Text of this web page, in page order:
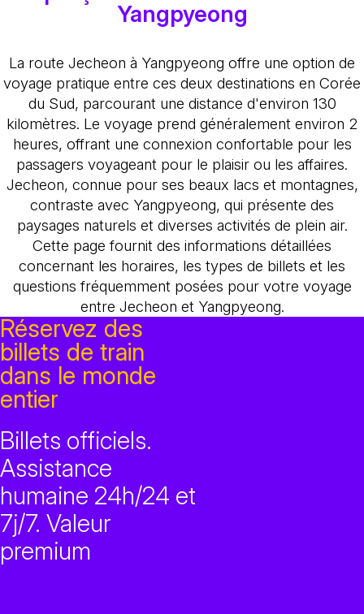
Yangpyeong
La route Jecheon à Yangpyeong offre une option de
voyage pratique entre ces deux destinations en Corée
du Sud, parcourant une distance d'environ 130
kilomètres. Le voyage prend généralement environ 2
heures, offrant une connexion confortable pour les
passagers voyageant pour le plaisir ou les affaires.
Jecheon, connue pour ses beaux lacs et montagnes,
contraste avec Yangpyeong, qui présente des
paysages naturels et diverses activités de plein air.
Cette page fournit des informations détaillées
concernant les horaires, les types de billets et les
questions fréquemment posées pour votre voyage
entre Jecheon et Yangpyeong.
Réservez des
billets de train
dans le monde
entier
Billets officiels.
Assistance
humaine 24h/24 et
7j/7. Valeur
premium